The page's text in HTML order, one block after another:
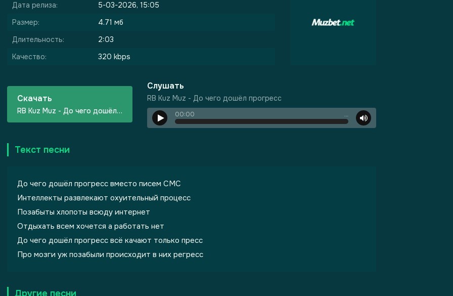
Дата релиза:
5-03-2026, 15:05
Размер:
4.71 мб
Длительность:
2:03
Качество:
320 kbps
Скачать
RB Kuz Muz - До чего дошёл прогресс
Слушать
RB Kuz Muz - До чего дошёл прогресс
00:00 …
Текст песни
До чего дошёл прогресс вместо писем СМС
Интеллекты развлекают охуительный процесс
Позабыты хлопоты всюду интернет
Отдыхать всем хочется а работать нет
До чего дошёл прогресс всё качают только пресс
Про мозги уж позабыли происходит в них регресс
Другие песни